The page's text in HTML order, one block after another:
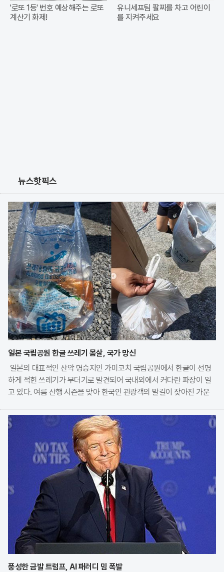
'로또 1등' 번호 예상해주는 로또
계산기 화제!
유니세프팀 팔찌를 차고 어린이
를 지켜주세요
뉴스핫픽스
일본 국립공원 한글 쓰레기 몸살, 국가 망신
일본의 대표적인 산악 명승지인 가미코치 국립공원에서 한글이 선명
하게 적힌 쓰레기가 무더기로 발견되어 국내외에서 커다란 파장이 일
고 있다. 여름 산행 시즌을 맞아 한국인 관광객의 발길이 잦아진 가운
우려를 표명한 것이다. 특히 자연보호 구역 내에서
풍성한 금발 트럼프, AI 패러디 밈 폭발